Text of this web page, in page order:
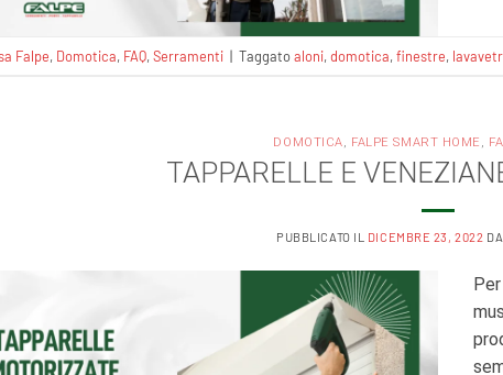
Falpe, Domotica, FAQ,Serramenti | Taggatoaloni,domotica,finestre,
DOMOTICA, FALPE SMART HOME ,
TAPPARELLE E
PUBBLICATO IL DICEMBRE 23, 2022 DA